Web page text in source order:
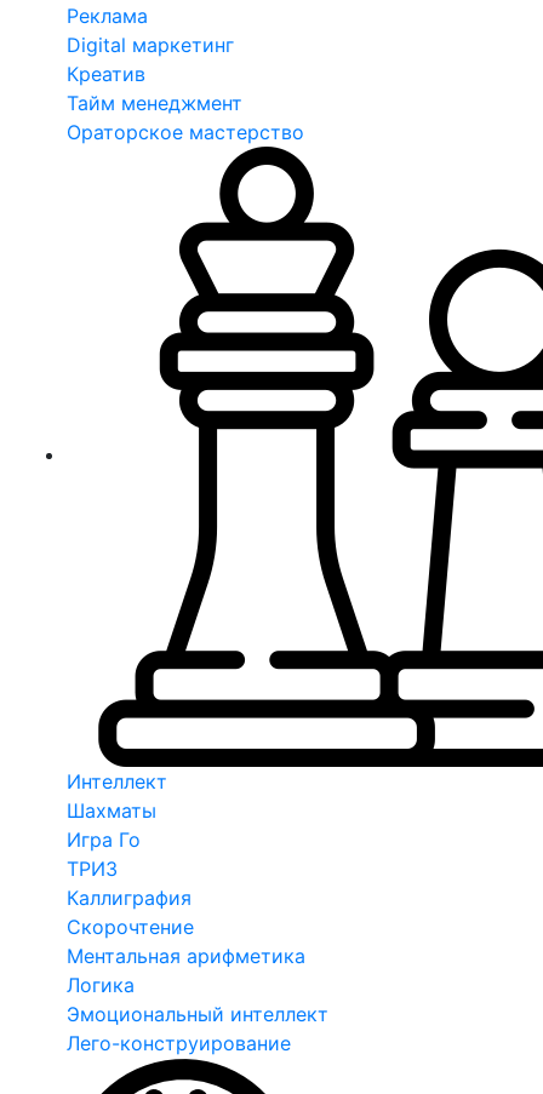
Реклама
Digital маркетинг
Креатив
Тайм менеджмент
Ораторское мастерство
Интеллект
Шахматы
Игра Го
ТРИЗ
Каллиграфия
Скорочтение
Ментальная арифметика
Логика
Эмоциональный интеллект
Лего-конструирование